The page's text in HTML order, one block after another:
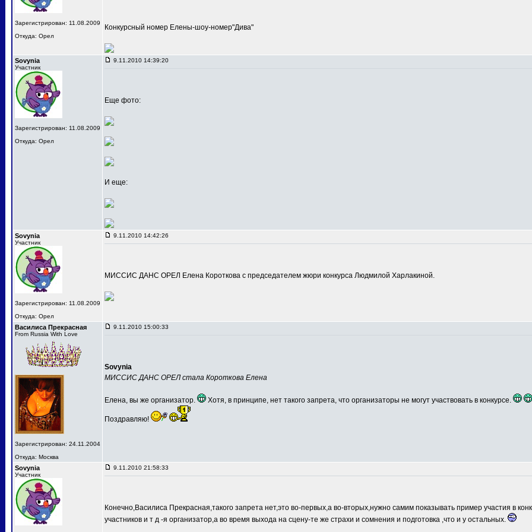
Зарегистрирован: 11.08.2009
Откуда: Орел
Конкурсный номер Елены-шоу-номер"Дива"
Sovynia
Участник
Зарегистрирован: 11.08.2009
Откуда: Орел
9.11.2010 14:39:20
Еще фото:
И еще:
Sovynia
Участник
Зарегистрирован: 11.08.2009
Откуда: Орел
9.11.2010 14:42:26
МИССИС ДАНС ОРЕЛ Елена Короткова с председателем жюри конкурса Людмилой Харлакиной.
Василиса Прекрасная
From Russia With Love
Зарегистрирован: 24.11.2004
Откуда: Москва
9.11.2010 15:00:33
Sovynia
МИССИС ДАНС ОРЕЛ стала Короткова Елена
Елена, вы же организатор. Хотя, в принципе, нет такого запрета, что организаторы не могут участвовать в конкурсе.
Поздравляю!
Sovynia
Участник
9.11.2010 21:58:33
Конечно,Василиса Прекрасная,такого запрета нет,это во-первых,а во-вторых,нужно самим показывать пример участия в
участников и т д -я организатор,а во время выхода на сцену-те же страхи и сомнения и подготовка ,что и у остальных.